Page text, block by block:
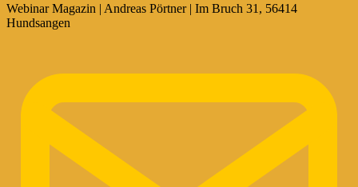
Webinar Magazin | Andreas Pörtner | Im Bruch 31, 56414
Hundsangen